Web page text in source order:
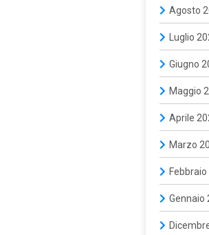
Agosto
Luglio
Giugno
Maggio
Aprile
Marzo
Gennaio